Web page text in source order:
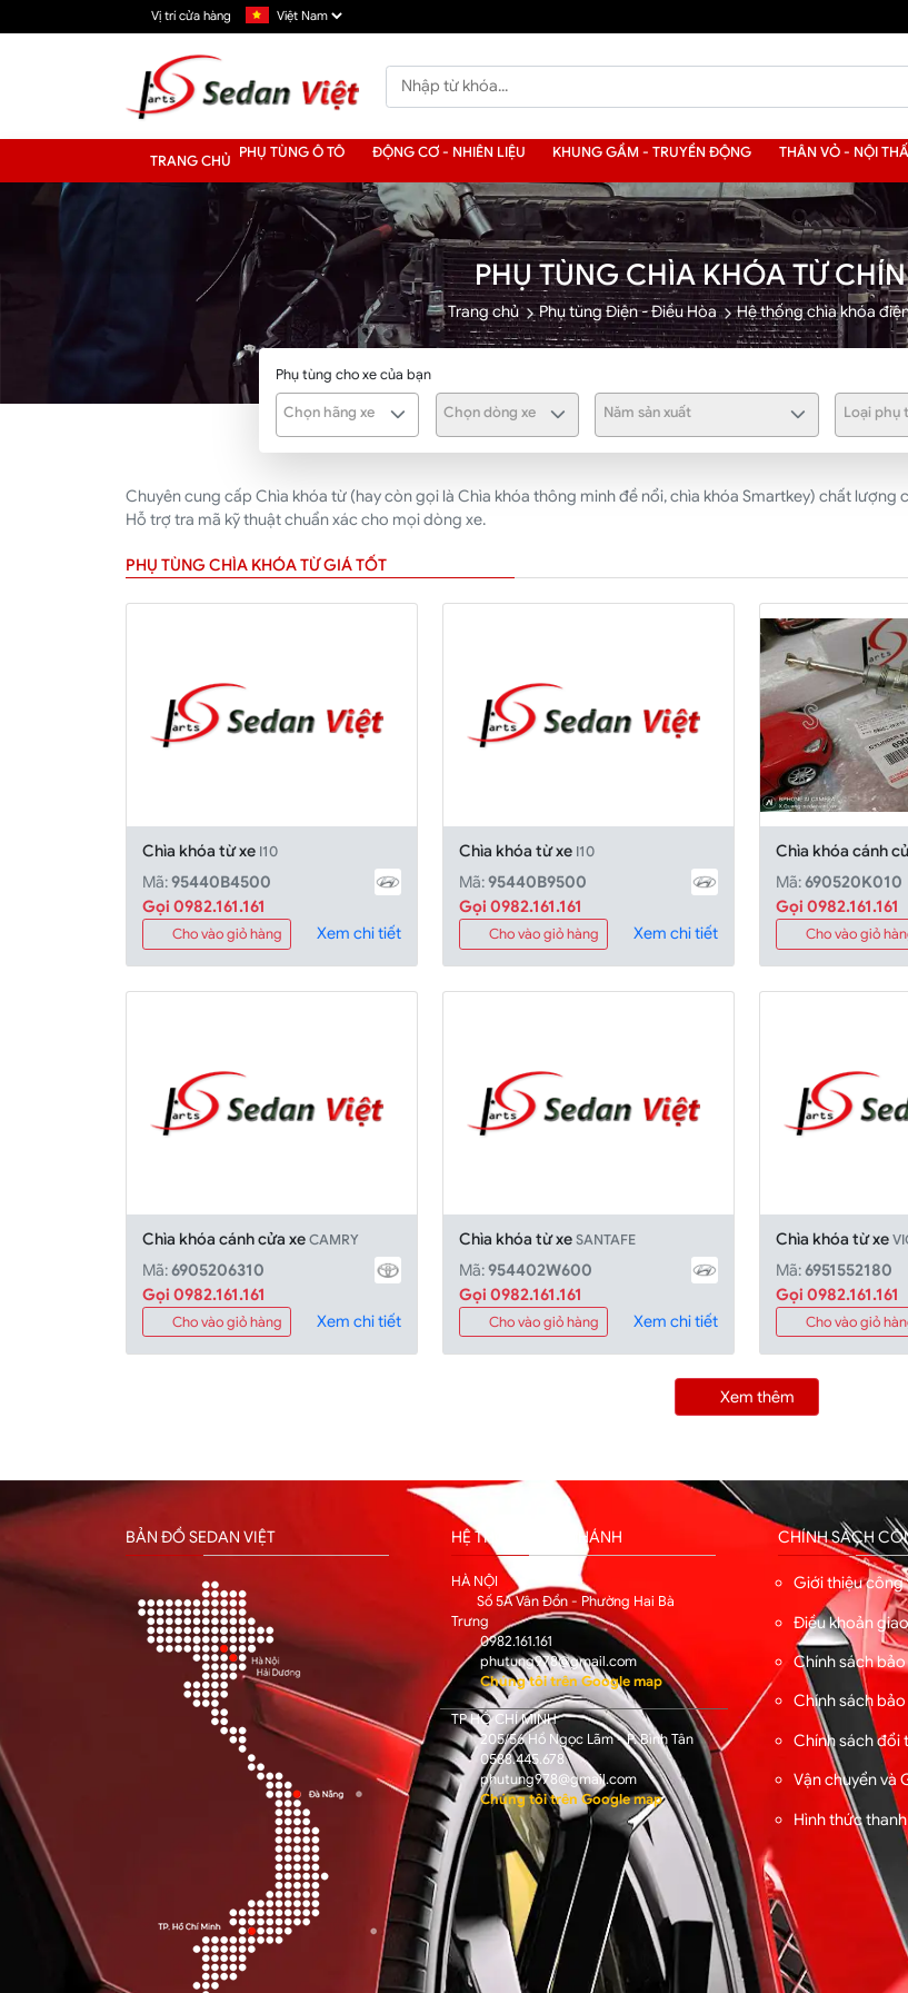
Vị trí cửa hàng
TRANG CHỦ PHỤ TÙNG Ô TÔ ĐỘNG CƠ - NHIÊN LIỆU KHUNG GẦM - TRUYỀN ĐỘNG THÂN VỎ - NỘI
PHỤ TÙNG CHÌA KHÓA TỪ
Trang chủ Phụ tùng Điện - Điều Hòa Hệ thống chìa khóa
Phụ tùng cho xe của bạn
Chọn hãng xe Chọn dòng xe Năm sản xuất Loại phụ
Chuyên cung cấp Chìa khóa từ (hay còn gọi là Chìa khóa thông minh đề nổi, chìa khóa Smartkey) chất lượng
Hỗ trợ tra mã kỹ thuật chuẩn xác cho mọi dòng xe.
PHỤ TÙNG CHÌA KHÓA TỪ GIÁ TỐT
Chìa khóa từ xe I10
Mã:95440B4500
Gọi 0982.161.161
Cho vào giỏ hàng Xem chi tiết
Chìa khóa từ xe I10
Mã:95440B9500
Gọi 0982.161.161
Cho vào giỏ hàng Xem chi tiết
Chìa khóa cánh
Mã:690520K010
Gọi 0982.161.161
Cho vào giỏ
Chìa khóa cánh cửa xeCAMRY
Mã:6905206310
Gọi 0982.161.161
Cho vào giỏ hàng Xem chi tiết
Chìa khóa từ xeSANTAFE
Mã:954402W600
Gọi 0982.161.161
Cho vào giỏ hàng Xem chi tiết
Chìa khóa từ xe
Mã:6951552180
Gọi 0982.161.161
Cho vào giỏ
Xem thêm
BẢN ĐỒ SEDAN VIỆT HỆ THỐNG CHI NHÁNH
HÀ NỘI
Số 5A Vân Đồn - Phường Hai Bà
Trưng
0982.161.161
phutung978@gmail.com
Chúng tôi trên Google map
TP HỒ CHÍ MINH
205/56 Hồ Ngọc Lãm - P. Bình Tân
0588.445.678
phutung978@gmail.com
Chúng tôi trên Google map
CHÍNH SÁCH
Giới thiệu công
Điều khoản
Chính sách
Chính sách
Chính sách đổi
Vận chuyển và
Hình thức